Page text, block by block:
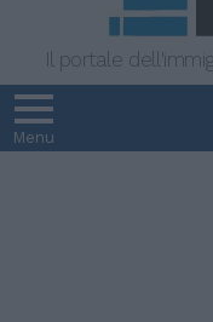
Il portale
Menu